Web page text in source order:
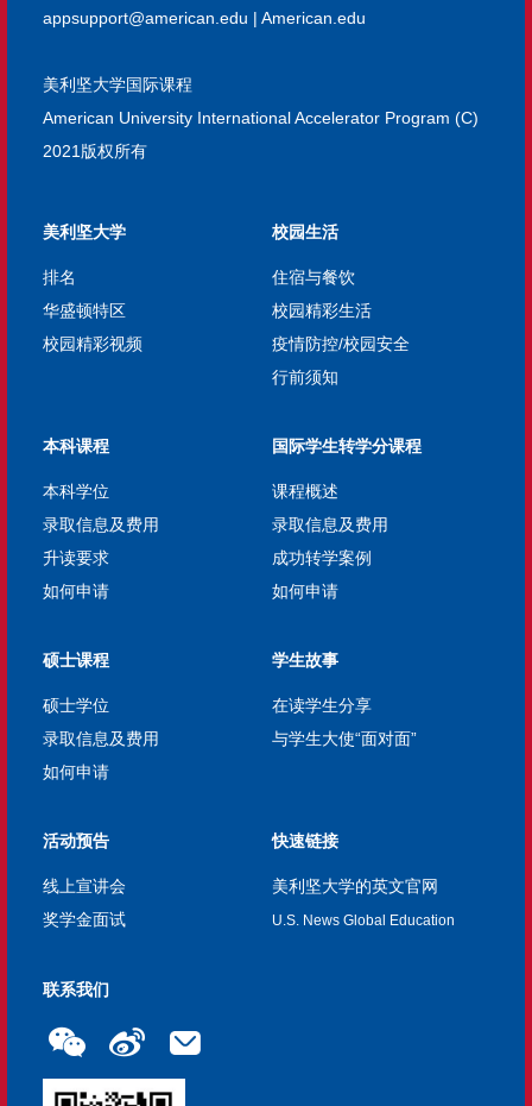
appsupport@american.edu | American.edu
美利坚大学国际课程
American University International Accelerator Program (C)
2021版权所有
美利坚大学
排名
华盛顿特区
校园精彩视频
校园生活
住宿与餐饮
校园精彩生活
疫情防控/校园安全
行前须知
本科课程
本科学位
录取信息及费用
升读要求
如何申请
国际学生转学分课程
课程概述
录取信息及费用
成功转学案例
如何申请
硕士课程
硕士学位
录取信息及费用
如何申请
学生故事
在读学生分享
与学生大使“面对面”
活动预告
线上宣讲会
奖学金面试
快速链接
美利坚大学的英文官网
U.S. News Global Education
联系我们